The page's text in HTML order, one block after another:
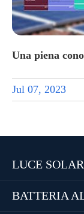
Una piena
Jul 07, 2023
LUCE
BATTERIA